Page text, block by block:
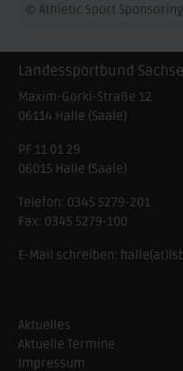
© Athletic Sport
Landessportbund
Maxim-Gorki-Straße 12
06114 Halle (Saale)
PF 11 01 29
06015 Halle (Saale)
Telefon: 0345 5279-201
Fax: 0345 5279-100
E-Mail schreiben:
Aktuelles
Aktuelle Termine
Impressum